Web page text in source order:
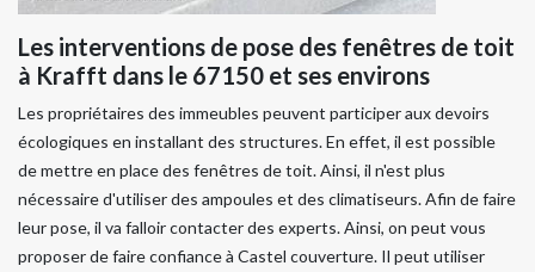
Les interventions de pose des fenêtres de toit
à Krafft dans le 67150 et ses environs
Les propriétaires des immeubles peuvent participer aux devoirs
écologiques en installant des structures. En effet, il est possible
de mettre en place des fenêtres de toit. Ainsi, il n'est plus
nécessaire d'utiliser des ampoules et des climatiseurs. Afin de faire
leur pose, il va falloir contacter des experts. Ainsi, on peut vous
proposer de faire confiance à Castel couverture. Il peut utiliser